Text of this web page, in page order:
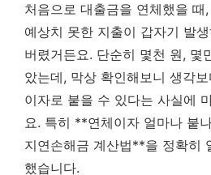
처음으로 대출금을 연체했을 때
예상치 못한 지출이 갑자기 발
버렸거든요. 단순히 몇천 원, 몇
았는데, 막상 확인해보니 생각
이자로 붙을 수 있다는 사실에
요. 특히 **연체이자 얼마나 붙
지연손해금 계산법**을 정확히
했습니다.